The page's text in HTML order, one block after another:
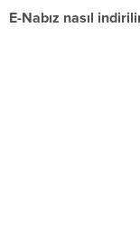
E-Nabız nasıl